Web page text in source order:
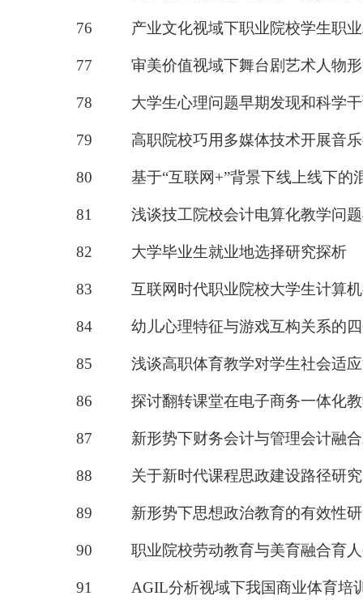
76 产业文化视域下职业院校学生职
77 审美价值视域下舞台剧艺术人物
78 大学生心理问题早期发现和科学
79 高职院校巧用多媒体技术开展音
80 基于“互联网+”背景下线上线下的
81 浅谈技工院校会计电算化教学问
82 大学毕业生就业地选择研究探析
83 互联网时代职业院校大学生计算
84 幼儿心理特征与游戏互构关系的
85 浅谈高职体育教学对学生社会适
86 探讨翻转课堂在电子商务一体化
87 新形势下财务会计与管理会计融
88 关于新时代课程思政建设路径研究
89 新形势下思想政治教育的有效性
90 职业院校劳动教育与美育融合育
91 AGIL分析视域下我国商业体育培